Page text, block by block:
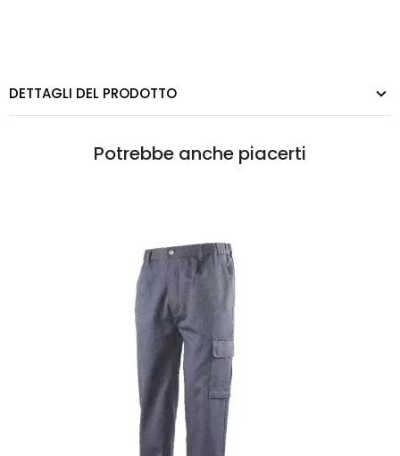
DETTAGLI DEL PRODOTTO
Potrebbe anche piacerti